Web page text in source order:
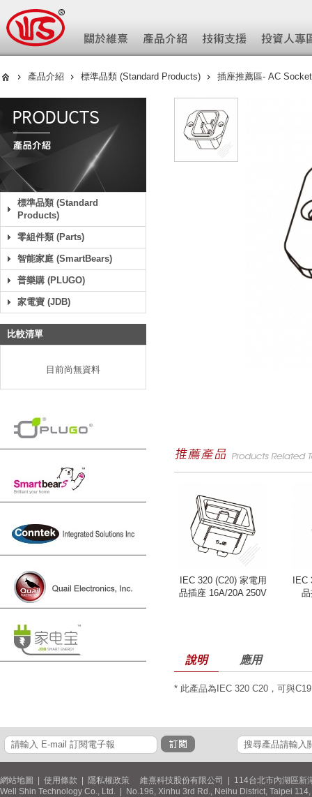
產品介紹 標準品類 (Standard Products) 插座推薦區- AC Socket
標準品類 (Standard
Products)
零組件類 (Parts)
智能家庭 (SmartBears)
普樂購 (PLUGO)
家電寶 (JDB)
比較清單
目前尚無資料
IEC 320 (C20) 家電用
品插座 16A/20A 250V
說明 應用
* 此產品為IEC 320 C20，可與
網站地圖 使用條款 隱私權政策 維熹科技股份有限公司 | 114台北市內湖區新
Well Shin Technology Co., Ltd. | No.196, Xinhu 3rd Rd., Neihu District, Taipei